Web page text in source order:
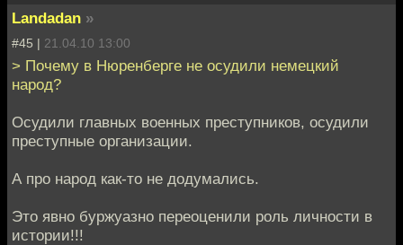
Landadan »
#45 | 21.04.10 13:00
> Почему в Нюренберге не осудили немецкий
народ?
Осудили главных военных преступников, осудили
преступные организации.
А про народ как-то не додумались.
Это явно буржуазно переоценили роль личности в
истории!!!